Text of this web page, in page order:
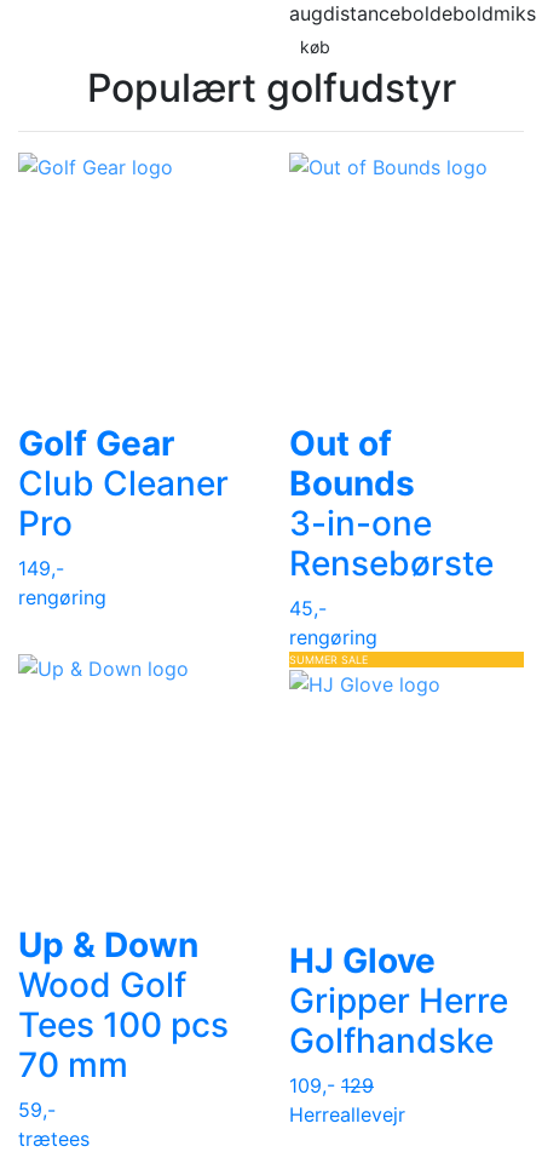
augdistanceboldeboldmiks
køb
Populært golfudstyr
Golf Gear
Club Cleaner
Pro
149,-
rengøring
Out of
Bounds
3-in-one
Rensebørste
45,-
rengøring
Up & Down
Wood Golf
Tees 100 pcs
70 mm
59,-
trætees
SUMMER SALE
HJ Glove
Gripper Herre
Golfhandske
109,- 129
Herreallevejr